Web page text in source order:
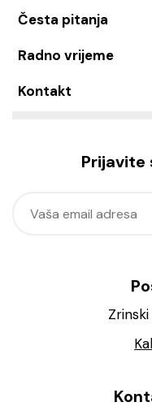
Česta pitanja
Radno vrijeme
Kontakt
Prijavite